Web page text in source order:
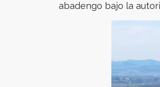
abadengo bajo la